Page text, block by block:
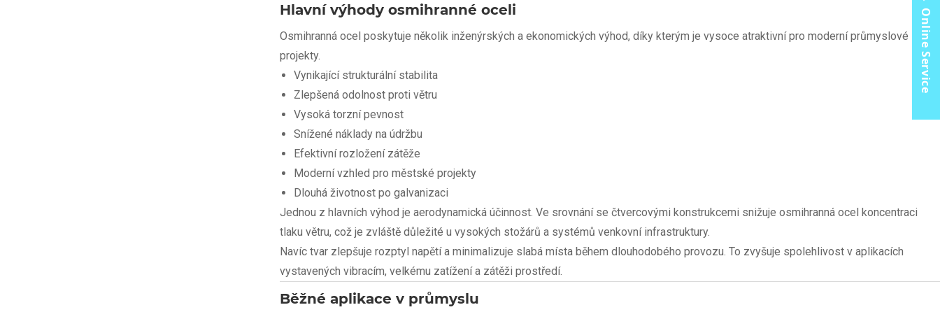
Hlavní výhody osmihranné oceli
Osmihranná ocel poskytuje několik inženýrských a ekonomických výhod, díky kterým je vysoce atraktivní pro moderní průmyslové
projekty.
Vynikající strukturální stabilita
Zlepšená odolnost proti větru
Vysoká torzní pevnost
Snížené náklady na údržbu
Efektivní rozložení zátěže
Moderní vzhled pro městské projekty
Dlouhá životnost po galvanizaci
Jednou z hlavních výhod je aerodynamická účinnost. Ve srovnání se čtvercovými konstrukcemi snižuje osmihranná ocel koncentraci
tlaku větru, což je zvláště důležité u vysokých stožárů a systémů venkovní infrastruktury.
Navíc tvar zlepšuje rozptyl napětí a minimalizuje slabá místa během dlouhodobého provozu. To zvyšuje spolehlivost v aplikacích
vystavených vibracím, velkému zatížení a zátěži prostředí.
Běžné aplikace v průmyslu
Online Service